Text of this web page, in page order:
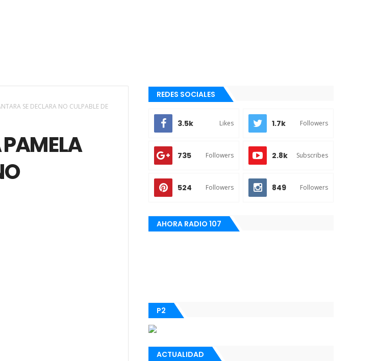
SE DECLARA NO CULPABLE DE
REDES SOCIALES
3.5k Likes 1.7k Followers
735 Followers 2.8k Subscribes
524 Followers 849 Followers
AHORA RADIO 107
P2
ACTUALIDAD